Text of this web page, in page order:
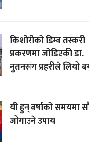
किशोरीको डिम्ब तस्करी
प्रकरणमा जोडिएकी डा.
नुतनसंग प्रहरीले लियो
यी हुन् बर्षाको समयमा
जोगाउने उपाय